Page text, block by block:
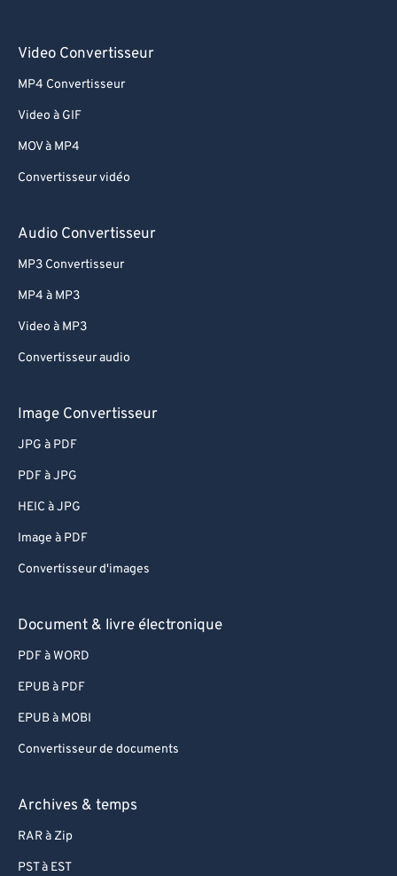
Video Convertisseur
MP4 Convertisseur
Video à GIF
MOV à MP4
Convertisseur vidéo
Audio Convertisseur
MP3 Convertisseur
MP4 à MP3
Video à MP3
Convertisseur audio
Image Convertisseur
JPG à PDF
PDF à JPG
HEIC à JPG
Image à PDF
Convertisseur d'images
Document & livre électronique
PDF à WORD
EPUB à PDF
EPUB à MOBI
Convertisseur de documents
Archives & temps
RAR à Zip
PST à EST